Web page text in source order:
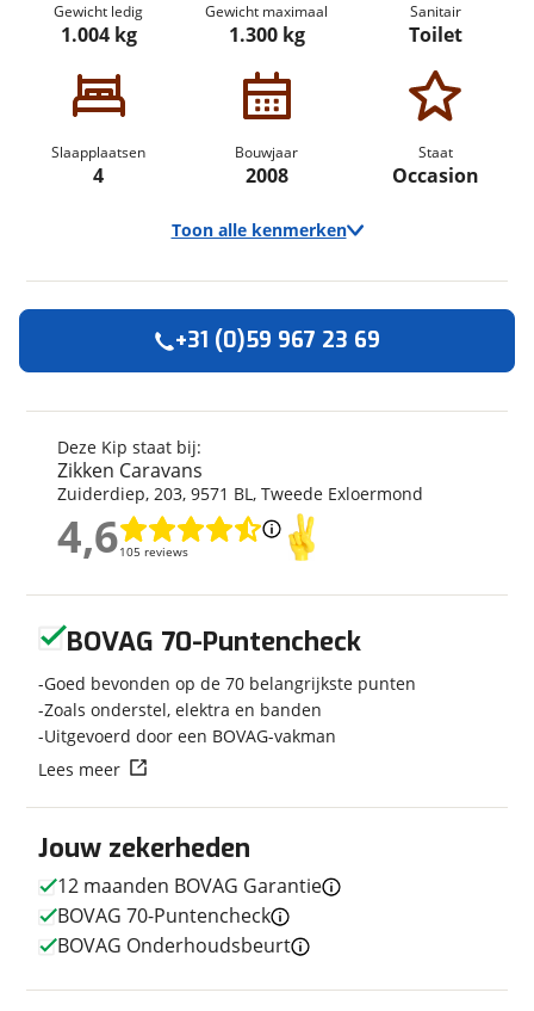
Gewicht ledig
1.004 kg
Gewicht maximaal
1.300 kg
Sanitair
Toilet
Slaapplaatsen
4
Bouwjaar
2008
Staat
Occasion
Toon alle kenmerken
Merk
Kip
Model
Uitvoering
Kenteken
WZJS37
Bouwjaar
2008
Caravan
Soort voertuig
Caravan
Nieuw of occasion
Occasion
Afmetingen en gewicht
Massa ledig voertuig
Maximaal toelaatbaar
gewicht
1.300 kg
Deze Kip staat bij:
Zikken Caravans
Zuiderdiep, 203, 9571 BL, Tweede Exloermond
4,6105 reviews
4,6
+31 (0)59 967 23 69
Jouw zekerheden
12 maanden BOVAG Garantie
BOVAG 70-Puntencheck
BOVAG Onderhoudsbeurt
BOVAG 70-Puntencheck
Goed bevonden op de 70 belangrijkste punten
Zoals onderstel, elektra en banden
Uitgevoerd door een BOVAG-vakman
Lees meer